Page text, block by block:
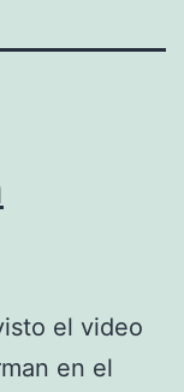
el video
en el